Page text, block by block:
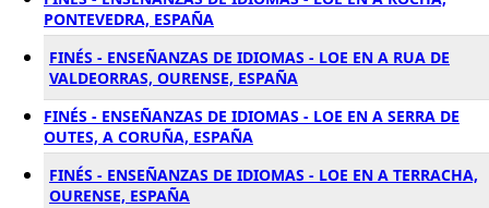
PONTEVEDRA, ESPAÑA
FINÉS - ENSEÑANZAS DE IDIOMAS - LOE EN A RUA DE
VALDEORRAS, OURENSE, ESPAÑA
FINÉS - ENSEÑANZAS DE IDIOMAS - LOE EN A SERRA DE
OUTES, A CORUÑA, ESPAÑA
FINÉS - ENSEÑANZAS DE IDIOMAS - LOE EN A TERRACHA,
OURENSE, ESPAÑA